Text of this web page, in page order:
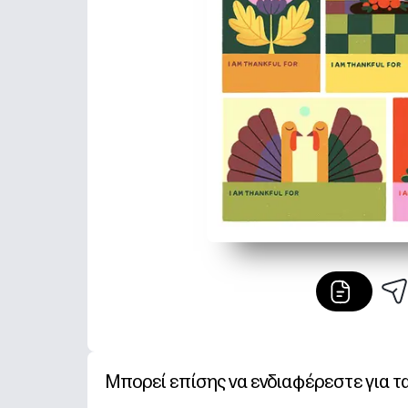
Μπορεί επίσης να ενδιαφέρεστε για